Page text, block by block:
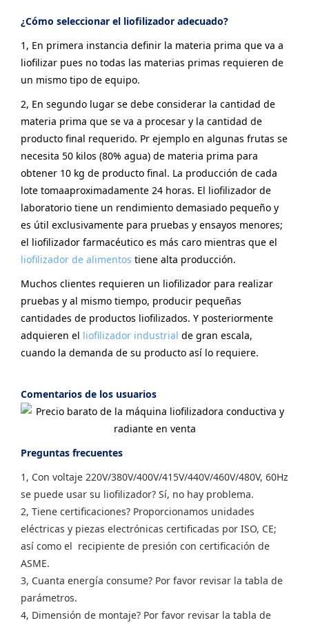
¿Cómo seleccionar el liofilizador adecuado?
1, En primera instancia definir la materia prima que va a
liofilizar pues no todas las materias primas requieren de
un mismo tipo de equipo.
2, En segundo lugar se debe considerar la cantidad de
materia prima que se va a procesar y la cantidad de
producto final requerido. Pr ejemplo en algunas frutas se
necesita 50 kilos (80% agua) de materia prima para
obtener 10 kg de producto final. La producción de cada
lote tomaaproximadamente 24 horas. El liofilizador de
laboratorio tiene un rendimiento demasiado pequeño y
es útil exclusivamente para pruebas y ensayos menores;
el liofilizador farmacéutico es más caro mientras que el
liofilizador de alimentos tiene alta producción.
Muchos clientes requieren un liofilizador para realizar
pruebas y al mismo tiempo, producir pequeñas
cantidades de productos liofilizados. Y posteriormente
adquieren el liofilizador industrial de gran escala,
cuando la demanda de su producto así lo requiere.
Comentarios de los usuarios
Preguntas frecuentes
1, Con voltaje 220V/380V/400V/415V/440V/460V/480V, 60Hz
se puede usar su liofilizador? Sí, no hay problema.
2, Tiene certificaciones? Proporcionamos unidades
eléctricas y piezas electrónicas certificadas por ISO, CE;
así como el recipiente de presión con certificación de
ASME.
3, Cuanta energía consume? Por favor revisar la tabla de
parámetros.
4, Dimensión de montaje? Por favor revisar la tabla de